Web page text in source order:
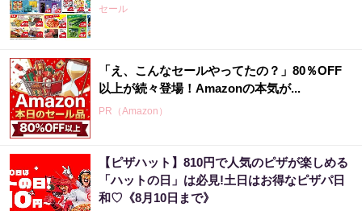
セール
「え、こんなセールやってたの？」80％OFF
以上が続々登場！Amazonの本気が...
PR（Amazon）
【ピザハット】810円で人気のピザが楽しめる
「ハットの日」は必見!土日はお得なピザパ日
和♡《8月10日まで》